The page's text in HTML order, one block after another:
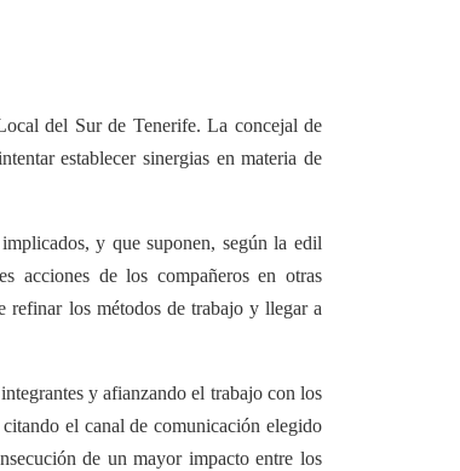
del Sur de Tenerife. La concejal de
establecer sinergias en materia de
y que suponen, según la edil
acciones de los compañeros en otras
refinar los métodos de trabajo y llegar a
y afianzando el trabajo con los
el canal de comunicación elegido
de un mayor impacto entre los